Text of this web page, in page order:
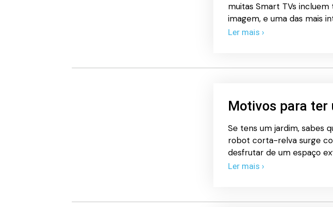
muitas Smart TVs
imagem, e uma das mais
Ler mais ›
Motivos para
Se tens um jardim, sabes
robot corta-relva surge
desfrutar de um espaço
Ler mais ›